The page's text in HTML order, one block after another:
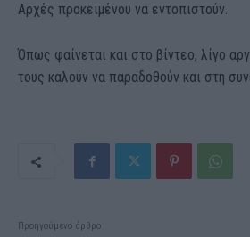
Αρχές προκειμένου να εντοπιστούν.
Όπως φαίνεται και στο βίντεο, λίγο
τους καλούν να παραδοθούν και στη
Προηγούμενο άρθρο